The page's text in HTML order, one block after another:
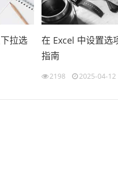
拉选
在 Excel 中设置选
指南
2198 2025-04-12